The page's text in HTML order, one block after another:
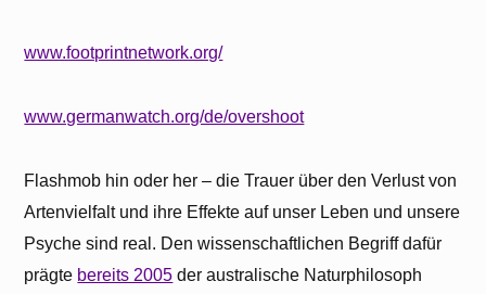
www.footprintnetwork.org/
www.germanwatch.org/de/overshoot
Flashmob hin oder her – die Trauer über den Verlust von
Artenvielfalt und ihre Effekte auf unser Leben und unsere
Psyche sind real. Den wissenschaftlichen Begriff dafür
prägte bereits 2005 der australische Naturphilosoph